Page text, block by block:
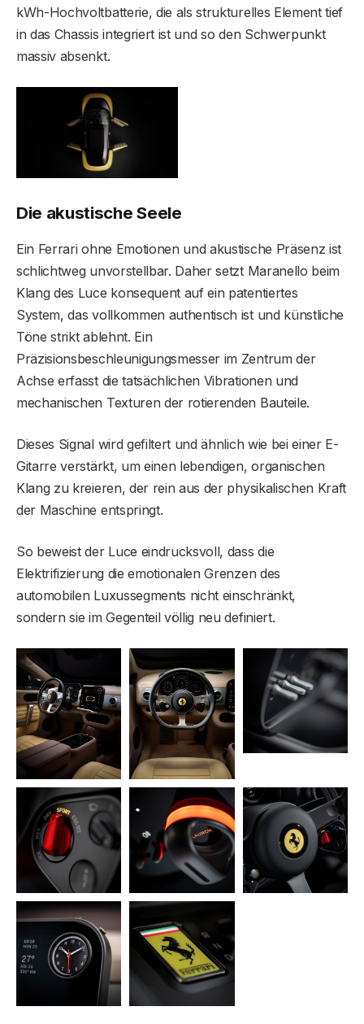
kWh-Hochvoltbatterie, die als strukturelles Element tief
in das Chassis integriert ist und so den Schwerpunkt
massiv absenkt.
Die akustische Seele
Ein Ferrari ohne Emotionen und akustische Präsenz ist
schlichtweg unvorstellbar. Daher setzt Maranello beim
Klang des Luce konsequent auf ein patentiertes
System, das vollkommen authentisch ist und künstliche
Töne strikt ablehnt. Ein
Präzisionsbeschleunigungsmesser im Zentrum der
Achse erfasst die tatsächlichen Vibrationen und
mechanischen Texturen der rotierenden Bauteile.
Dieses Signal wird gefiltert und ähnlich wie bei einer E-
Gitarre verstärkt, um einen lebendigen, organischen
Klang zu kreieren, der rein aus der physikalischen Kraft
der Maschine entspringt.
So beweist der Luce eindrucksvoll, dass die
Elektrifizierung die emotionalen Grenzen des
automobilen Luxussegments nicht einschränkt,
sondern sie im Gegenteil völlig neu definiert.